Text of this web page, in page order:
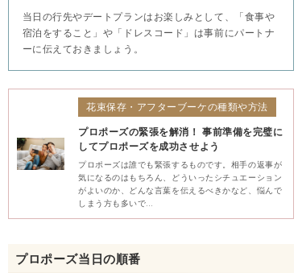
当日の行先やデートプランはお楽しみとして、「食事や
宿泊をすること」や「ドレスコード」は事前にパートナ
ーに伝えておきましょう。
花束保存・アフターブーケの種類や方法
プロポーズの緊張を解消！ 事前準備を完璧に
してプロポーズを成功させよう
プロポーズは誰でも緊張するものです。相手の返事が
気になるのはもちろん、どういったシチュエーション
がよいのか、どんな言葉を伝えるべきかなど、悩んで
しまう方も多いで…
プロポーズ当日の順番